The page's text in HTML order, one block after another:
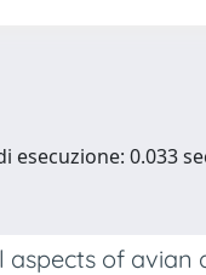
esecuzione: 0.033
of avian